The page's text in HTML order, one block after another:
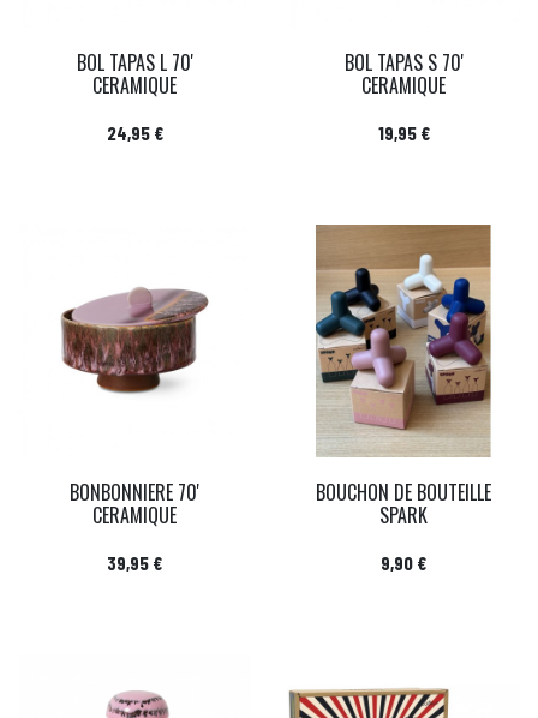
BOL TAPAS L 70'
CERAMIQUE
Prix
24,95 €
BOL TAPAS S 70'
CERAMIQUE
Prix
19,95 €
BONBONNIERE 70'
CERAMIQUE
Prix
39,95 €
BOUCHON DE BOUTEILLE
SPARK
Prix
9,90 €